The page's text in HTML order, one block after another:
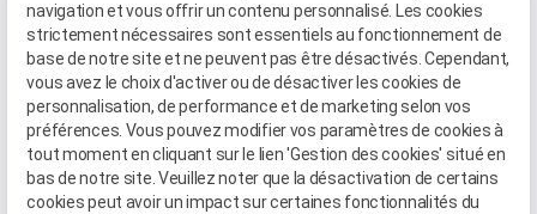
Licenciement
Avocat burn out et dépression au travail près
de Martigues
21 mars 2026
navigation et vous offrir un contenu personnalisé. Les cookies
strictement nécessaires sont essentiels au fonctionnement de
base de notre site et ne peuvent pas être désactivés. Cependant,
vous avez le choix d'activer ou de désactiver les cookies de
personnalisation, de performance et de marketing selon vos
préférences. Vous pouvez modifier vos paramètres de cookies à
tout moment en cliquant sur le lien 'Gestion des cookies' situé en
bas de notre site. Veuillez noter que la désactivation de certains
cookies peut avoir un impact sur certaines fonctionnalités du